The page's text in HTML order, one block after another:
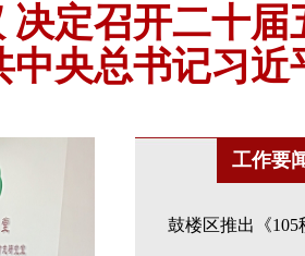
定召开二十
央总书记习近
工作要
鼓楼区推出《